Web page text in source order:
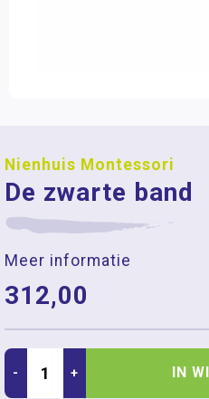
Nienhuis Montessori
De zwarte band
Meer informatie
312,00
- + IN